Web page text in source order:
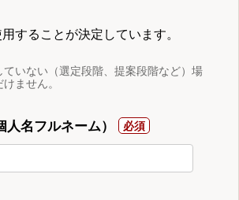
することが決定しています。
いない（選定段階、提案段階など）場
ません。
名フルネーム）